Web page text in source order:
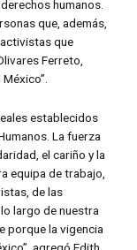
humanos.
que, además,
que
Ferreto,
establecidos
La fuerza
el cariño y la
equipa de trabajo,
de las
largo de nuestra
porque la vigencia